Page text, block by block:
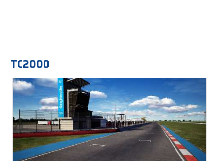
TC2000